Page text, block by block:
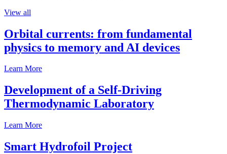
View all
Orbital currents: from fundamental
physics to memory and AI devices
Learn More
Development of a Self-Driving
Thermodynamic Laboratory
Learn More
Smart Hydrofoil Project